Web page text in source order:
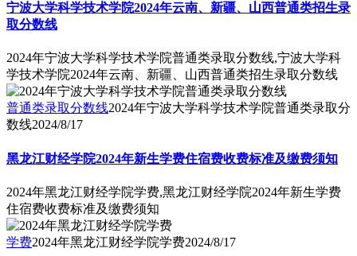
宁波大学科学技术学院2024年云南、新疆、山西普通类招生录
取分数线
2024年宁波大学科学技术学院普通类录取分数线,宁波大学科
学技术学院2024年云南、新疆、山西普通类招生录取分数线
普通类录取分数线2024年宁波大学科学技术学院普通类录取分
数线2024/8/17
黑龙江财经学院2024年新生学费住宿费收费标准及缴费须知
2024年黑龙江财经学院学费,黑龙江财经学院2024年新生学费
住宿费收费标准及缴费须知
学费2024年黑龙江财经学院学费2024/8/17